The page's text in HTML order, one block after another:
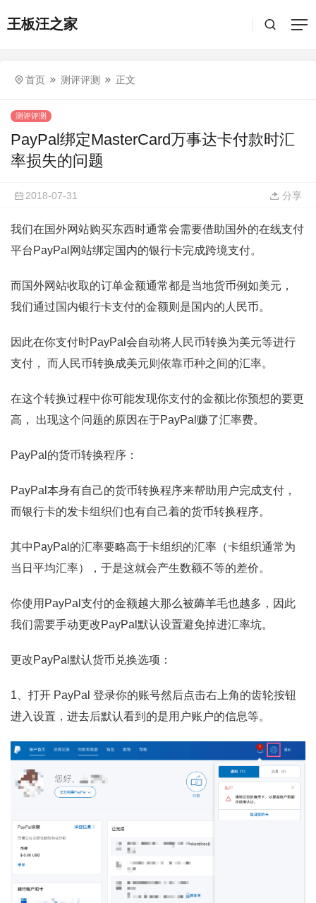
王板汪之家
首页 测评评测 正文
测评评测
PayPal绑定MasterCard万事达卡付款时汇
率损失的问题
2018-07-31 分享
我们在国外网站购买东西时通常会需要借助国外的在线支付
平台PayPal网站绑定国内的银行卡完成跨境支付。
而国外网站收取的订单金额通常都是当地货币例如美元，
我们通过国内银行卡支付的金额则是国内的人民币。
因此在你支付时PayPal会自动将人民币转换为美元等进行
支付， 而人民币转换成美元则依靠币种之间的汇率。
在这个转换过程中你可能发现你支付的金额比你预想的要更
高， 出现这个问题的原因在于PayPal赚了汇率费。
PayPal的货币转换程序：
PayPal本身有自己的货币转换程序来帮助用户完成支付，
而银行卡的发卡组织们也有自己着的货币转换程序。
其中PayPal的汇率要略高于卡组织的汇率（卡组织通常为
当日平均汇率），于是这就会产生数额不等的差价。
你使用PayPal支付的金额越大那么被薅羊毛也越多，因此
我们需要手动更改PayPal默认设置避免掉进汇率坑。
更改PayPal默认货币兑换选项：
1、打开 PayPal 登录你的账号然后点击右上角的齿轮按钮
进入设置，进去后默认看到的是用户账户的信息等。